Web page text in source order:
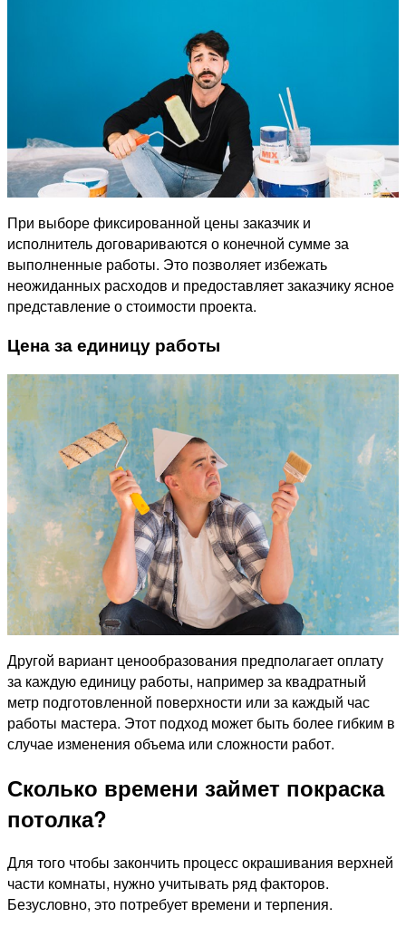
При выборе фиксированной цены заказчик и
исполнитель договариваются о конечной сумме за
выполненные работы. Это позволяет избежать
неожиданных расходов и предоставляет заказчику ясное
представление о стоимости проекта.
Цена за единицу работы
Другой вариант ценообразования предполагает оплату
за каждую единицу работы, например за квадратный
метр подготовленной поверхности или за каждый час
работы мастера. Этот подход может быть более гибким в
случае изменения объема или сложности работ.
Сколько времени займет покраска
потолка?
Для того чтобы закончить процесс окрашивания верхней
части комнаты, нужно учитывать ряд факторов.
Безусловно, это потребует времени и терпения.